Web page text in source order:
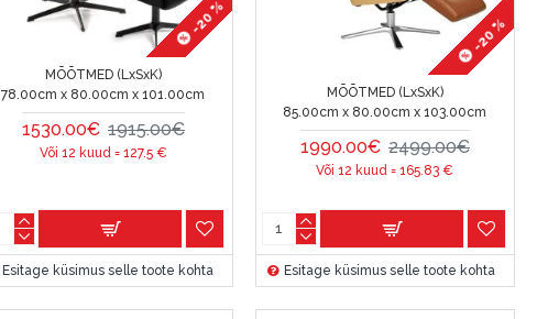
-20 %
MÕÕTMED (LxSxK)
78.00cm x 80.00cm x 101.00cm
1530.00€ 1915.00€
Või 12 kuud = 127.5€
Esitage küsimus selle toote kohta
-20 %
MÕÕTMED (LxSxK)
85.00cm x 80.00cm x 103.00cm
1990.00€ 2499.00€
Või 12 kuud =165.83 €
Esitage küsimus selle toote kohta